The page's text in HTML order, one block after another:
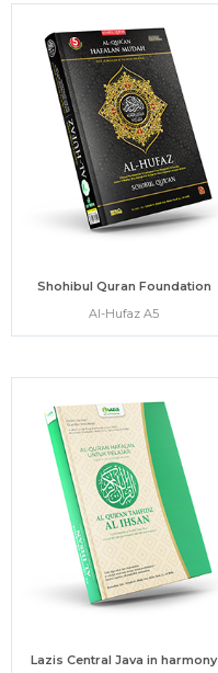
Shohibul Quran Foundation
Al-Hufaz A5
Lazis Central Java in harmony